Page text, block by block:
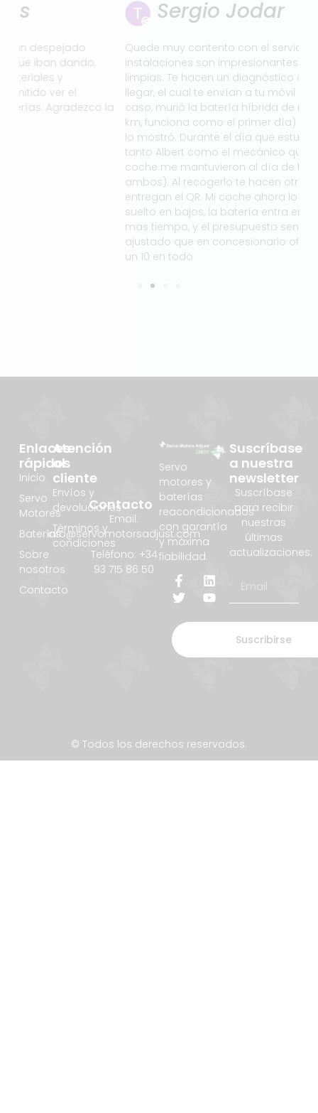
Sergio Jodar
Quede muy contento con el servicio prestado. Las
instalaciones son impresionantes y extremadamente
limpias. Te hacen un diagnóstico del coche justo al
llegar, el cual te envían a tu móvil mediante QR. En mi
caso, murió la batería híbrida de mi Lexus (220.000
km, funciona como el primer día) y el diagnóstico así
lo mostró. Durante el día que estuvo en servo motors,
tanto Albert como el mecánico que estaba con mi
coche me mantuvieron al día de todo (encantadores
ambos). Al recogerlo te hacen otro diagnóstico y te
entregan el QR. Mi coche ahora lo noto mucho mas
suelto en bajos, la batería entra en acción durante
mas tiempo, y el presupuesto sensiblemente más
ajustado que en concesionario oficial. Resumiendo:
Servo
motores y
baterías
reacondicionados
con garantía
y máxima
fiabilidad.
Atención
al
cliente
Envíos y
devoluciones
Términos y
condiciones
Enlaces
rápidos
Inicio
Servo
Motores
Baterias
Sobre
nosotros
Contacto
Contacto
Email:
info@servomotorsadjust.com
Teléfono: +34
93 715 86 50
Suscríbase
a nuestra
newsletter
Suscríbase
para recibir
nuestras
últimas
actualizaciones.
Suscribirse
© Todos los derechos reservados.